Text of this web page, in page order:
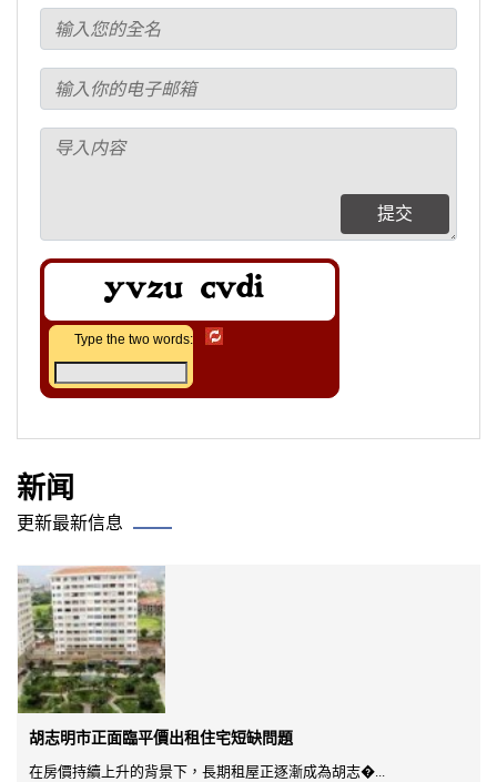
提交
Type the two words:
新闻
更新最新信息
胡志明市正面臨平價出租住宅短缺問題
在房價持續上升的背景下，長期租屋正逐漸成為胡志�...